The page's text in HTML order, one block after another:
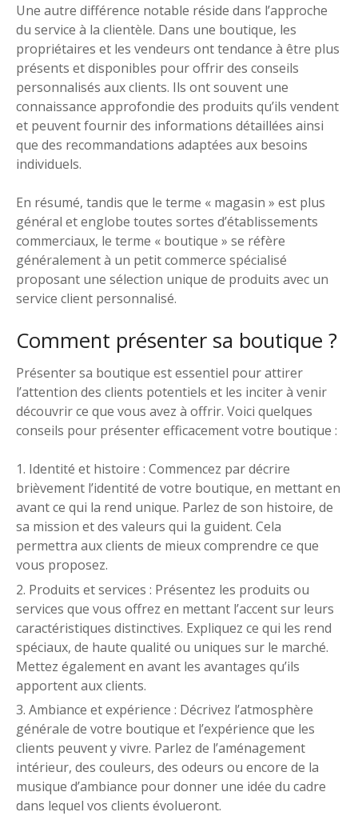
Une autre différence notable réside dans l’approche
du service à la clientèle. Dans une boutique, les
propriétaires et les vendeurs ont tendance à être plus
présents et disponibles pour offrir des conseils
personnalisés aux clients. Ils ont souvent une
connaissance approfondie des produits qu’ils vendent
et peuvent fournir des informations détaillées ainsi
que des recommandations adaptées aux besoins
individuels.
En résumé, tandis que le terme « magasin » est plus
général et englobe toutes sortes d’établissements
commerciaux, le terme « boutique » se réfère
généralement à un petit commerce spécialisé
proposant une sélection unique de produits avec un
service client personnalisé.
Comment présenter sa boutique ?
Présenter sa boutique est essentiel pour attirer
l’attention des clients potentiels et les inciter à venir
découvrir ce que vous avez à offrir. Voici quelques
conseils pour présenter efficacement votre boutique :
Identité et histoire : Commencez par décrire
brièvement l’identité de votre boutique, en mettant en
avant ce qui la rend unique. Parlez de son histoire, de
sa mission et des valeurs qui la guident. Cela
permettra aux clients de mieux comprendre ce que
vous proposez.
Produits et services : Présentez les produits ou
services que vous offrez en mettant l’accent sur leurs
caractéristiques distinctives. Expliquez ce qui les rend
spéciaux, de haute qualité ou uniques sur le marché.
Mettez également en avant les avantages qu’ils
apportent aux clients.
Ambiance et expérience : Décrivez l’atmosphère
générale de votre boutique et l’expérience que les
clients peuvent y vivre. Parlez de l’aménagement
intérieur, des couleurs, des odeurs ou encore de la
musique d’ambiance pour donner une idée du cadre
dans lequel vos clients évolueront.